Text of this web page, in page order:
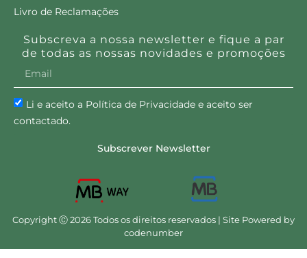
Livro de Reclamações
Subscreva a nossa newsletter e fique a par
de todas as nossas novidades e promoções
Li e aceito a Política de Privacidade e aceito ser
contactado.
Subscrever Newsletter
Copyright Ⓒ 2026 Todos os direitos reservados | Site Powered by
codenumber